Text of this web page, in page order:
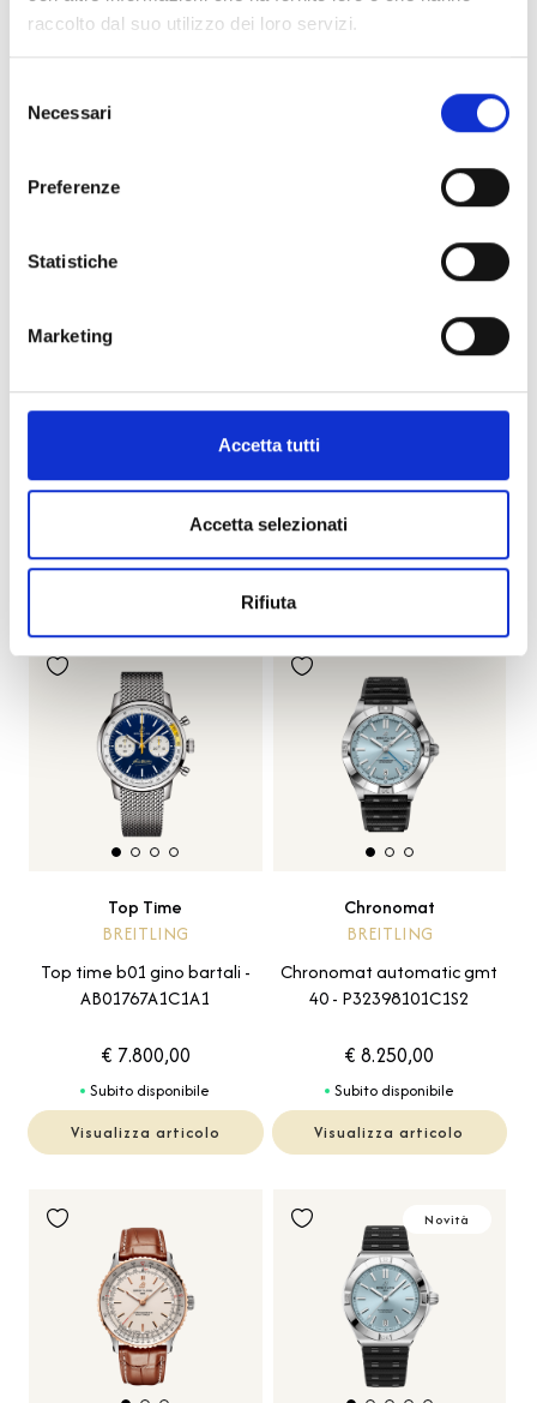
raccolto dal suo utilizzo dei loro servizi.
delNecessari
Preferenze
Statistiche
Marketing
Accetta tutti
Accetta selezionati
Rifiuta
Tipologia
Solo Tempo
Movimento
Automatico
Forma
Cinturino
Quadrante
Chiusura
Per
Uomo
Descrizione
PRODOTTI SIMILI
Lasciati ispirare da altri design unici
Top Time
BREITLING
Top time b01 gino bartali -
AB01767A1C1A1
€ 7.800,00
Subito disponibile
Visualizza articolo
Chronomat
BREITLING
Chronomat automatic gmt
40 - P32398101C1S2
€ 8.250,00
Subito disponibile
Visualizza articolo
Novità